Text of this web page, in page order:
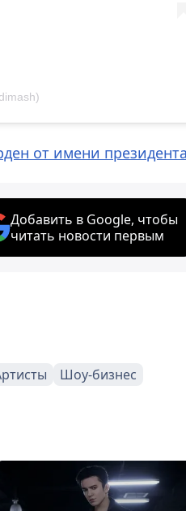
от имени
Добавить в Google, чтобы
читать новости первым
Шоу-бизнес